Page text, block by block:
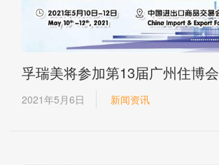
孚瑞美将参加第13届广州住博会
2021年5月6日 新闻资讯